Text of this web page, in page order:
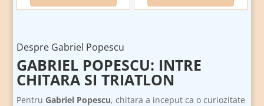
Despre Gabriel Popescu
GABRIEL POPESCU: INTRE
CHITARA SI TRIATLON
Pentru Gabriel Popescu, chitara a inceput ca o curiozitate